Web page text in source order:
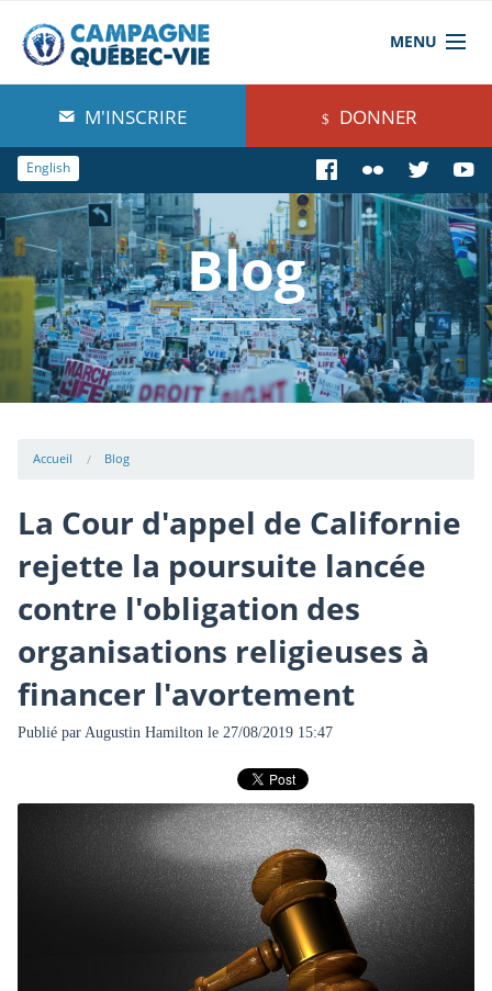
MENU
À propos de nous
Blog
Comprendre
Agir
Boutique
M'INSCRIRE DONNER
English
Blog
Accueil Blog
La Cour d'appel de Californie
rejette la poursuite lancée
contre l'obligation des
organisations religieuses à
financer l'avortement
Publié par Augustin Hamilton le 27/08/2019 15:47